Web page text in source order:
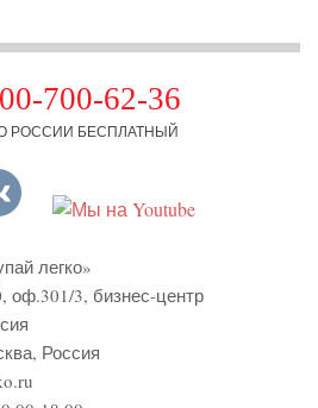
700-62-36
РОССИИ БЕСПЛАТНЫЙ
легко»
оф.301/3, бизнес-центр
Россия